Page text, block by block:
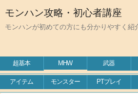
モンハン攻略・初心者講座
モンハンが初めての方にも分かりやすく紹
超基本 MHW 武器
アイテム モンスター PTプレイ